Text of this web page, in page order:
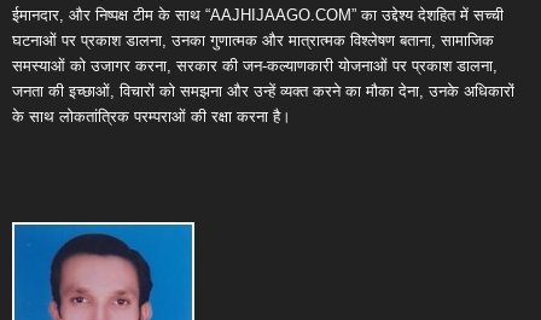
ईमानदार, और निष्पक्ष टीम के साथ “AAJHIJAAGO.COM” का उद्देश्य देशहित में सच्ची
घटनाओं पर प्रकाश डालना, उनका गुणात्मक और मात्रात्मक विश्लेषण बताना, सामाजिक
समस्याओं को उजागर करना, सरकार की जन-कल्याणकारी योजनाओं पर प्रकाश डालना,
जनता की इच्छाओं, विचारों को समझना और उन्हें व्यक्त करने का मौका देना, उनके अधिकारों
के साथ लोकतांत्रिक परम्पराओं की रक्षा करना है।